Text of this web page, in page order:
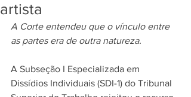
artista
A Corte entendeu que o vínculo entre
as partes era de outra natureza.
A Subseção I Especializada em
Dissídios Individuais (SDI-1) do Tribunal